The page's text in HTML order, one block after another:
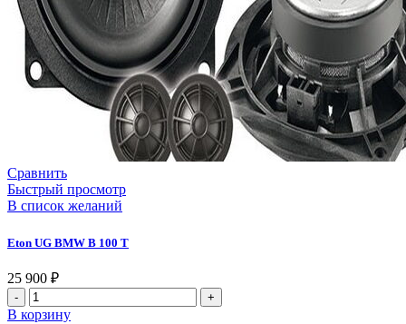
Сравнить
Быстрый просмотр
В список желаний
Eton UG BMW B 100 T
25 900 ₽
В корзину